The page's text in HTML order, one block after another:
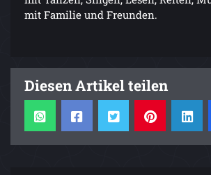
mit Familie und Freunden.
Diesen Artikel teilen